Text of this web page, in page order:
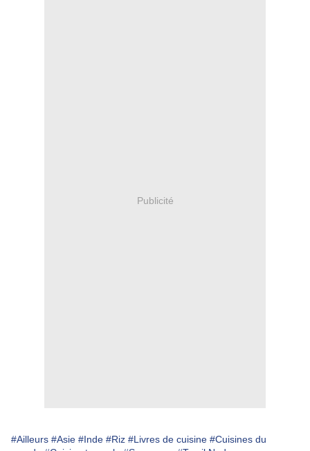
Publicité
#Ailleurs #Asie #Inde #Riz #Livres de cuisine #Cuisines du